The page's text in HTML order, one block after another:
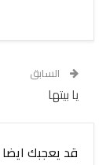
السابق
يا بيتها
قد يعجبك ايضا